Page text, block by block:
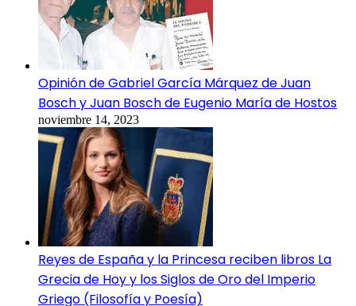
Opinión de Gabriel García Márquez de Juan
Bosch y Juan Bosch de Eugenio María de Hostos
noviembre 14, 2023
Reyes de España y la Princesa reciben libros La
Grecia de Hoy y los Siglos de Oro del Imperio
Griego (Filosofía y Poesía)